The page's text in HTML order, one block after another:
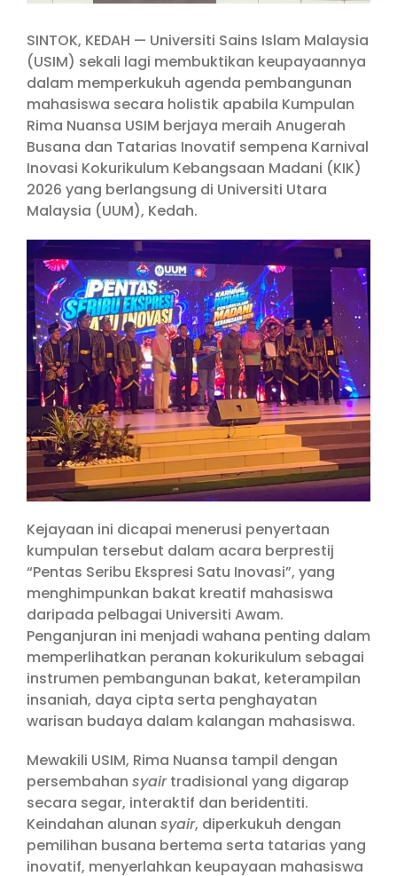
SINTOK, KEDAH — Universiti Sains Islam Malaysia
(USIM) sekali lagi membuktikan keupayaannya
dalam memperkukuh agenda pembangunan
mahasiswa secara holistik apabila Kumpulan
Rima Nuansa USIM berjaya meraih Anugerah
Busana dan Tatarias Inovatif sempena Karnival
Inovasi Kokurikulum Kebangsaan Madani (KIK)
2026 yang berlangsung di Universiti Utara
Malaysia (UUM), Kedah.
Kejayaan ini dicapai menerusi penyertaan
kumpulan tersebut dalam acara berprestij
“Pentas Seribu Ekspresi Satu Inovasi”, yang
menghimpunkan bakat kreatif mahasiswa
daripada pelbagai Universiti Awam.
Penganjuran ini menjadi wahana penting dalam
memperlihatkan peranan kokurikulum sebagai
instrumen pembangunan bakat, keterampilan
insaniah, daya cipta serta penghayatan
warisan budaya dalam kalangan mahasiswa.
Mewakili USIM, Rima Nuansa tampil dengan
persembahan syairtradisional yang digarap
secara segar, interaktif dan beridentiti.
Keindahan alunan syair, diperkukuh dengan
pemilihan busana bertema serta tatarias yang
inovatif, menyerlahkan keupayaan mahasiswa